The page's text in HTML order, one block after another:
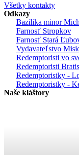
Všetky kontakty
Odkazy
Bazilika minor
Farnosť Stropkov
Farnosť Stará
Vydavateľstvo
Redemptoristi vo
Redemptoristi
Redemptoristky -
Redemptoristky -
Naše kláštory